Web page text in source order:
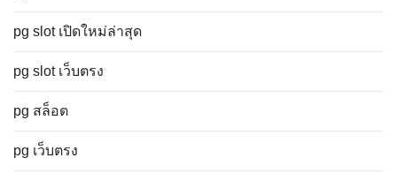
pg slot เปิดใหม่ล่าสุด
pg slot เว็บตรง
pg สล็อต
pg เว็บตรง